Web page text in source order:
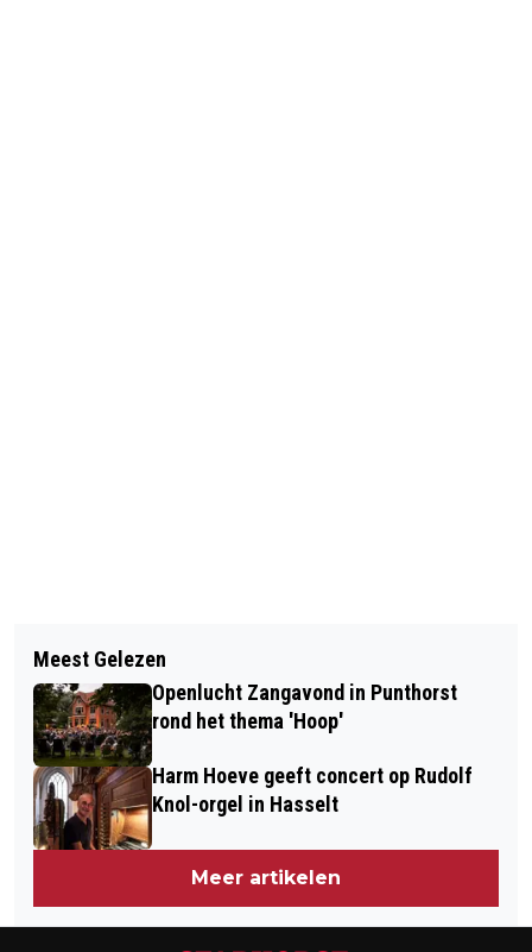
WANDELING VAN KLOOSTER NAAR
KERK DOOR DE OLDE MATEN
BURGERNETMELDING VOOR VERMIST
13-JARIG MEISJE AFGEROND
Meest Gelezen
Openlucht Zangavond in Punthorst
rond het thema 'Hoop'
Harm Hoeve geeft concert op Rudolf
Knol-orgel in Hasselt
Meer artikelen